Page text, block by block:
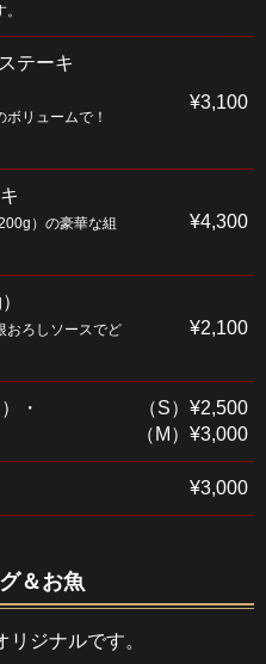
テーキ
リュームで！
¥3,100
）の豪華な組
¥4,300
おろしソースでど
¥2,100
・
（S）¥2,500
（M）¥3,000
¥3,000
＆お魚
ジナルです。